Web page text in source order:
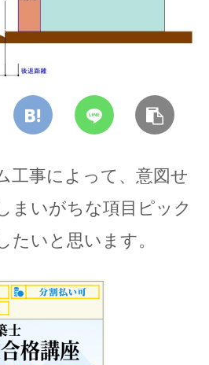
工事によって、意図せ
まいがちな項目ピック
たいと思います。